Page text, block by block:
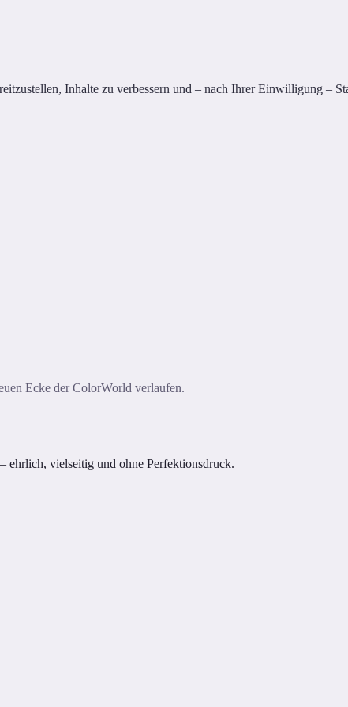
Inhalte zu verbessern und – nach Ihrer Einwilligung –
Ecke der ColorWorld verlaufen.
ehrlich, vielseitig und ohne Perfektionsdruck.